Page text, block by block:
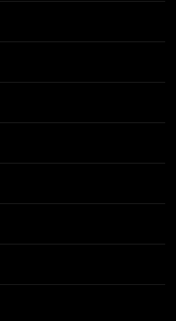
विशेष महत्व